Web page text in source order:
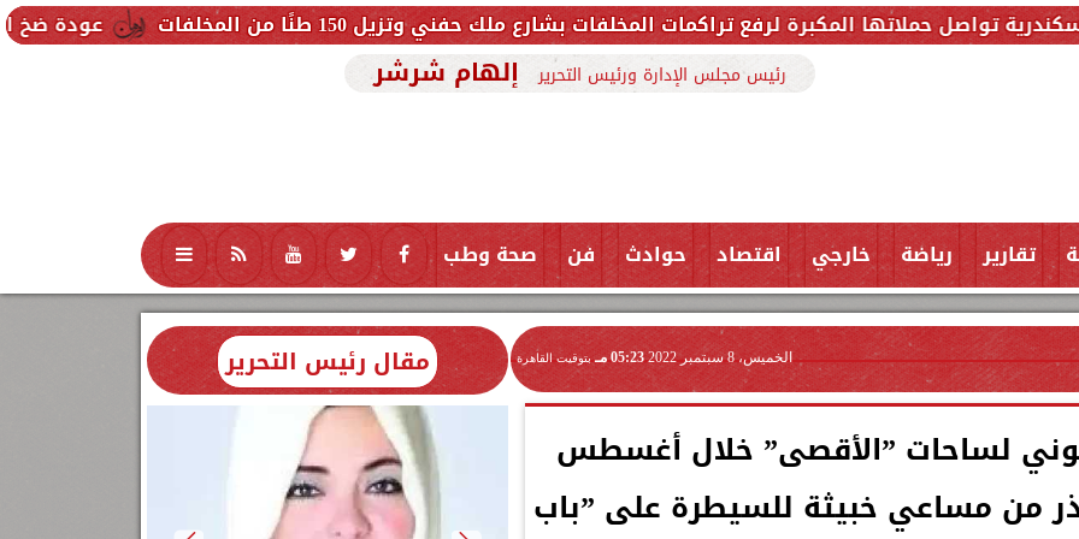
عودة ضخ المياه تدريجيًا لرفع تراكمات المخلفات بشارع ملك حفني وتزيل 150 طنًا من المخلفات
رئيس مجلس الإدارة ورئيس التحرير إلهام شرشر
تقارير رياضة خارجي اقتصاد حوادث فن صحة وطب تكنولوجيا منوعات محافظات
الخميس، 8 سبتمبر 2022 05:23 مـ بتوقيت القاهرة
أكثر من 6000 صهيوني لساحات ”الأقصى” خلال أغسطس
من مساعي خبيثة للسيطرة على ”باب
مقال رئيس التحرير